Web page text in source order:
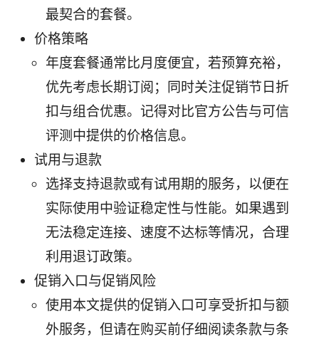
最契合的套餐。
价格策略
年度套餐通常比月度便宜，若预算充裕，
优先考虑长期订阅；同时关注促销节日折
扣与组合优惠。记得对比官方公告与可信
评测中提供的价格信息。
试用与退款
选择支持退款或有试用期的服务，以便在
实际使用中验证稳定性与性能。如果遇到
无法稳定连接、速度不达标等情况，合理
利用退订政策。
促销入口与促销风险
使用本文提供的促销入口可享受折扣与额
外服务，但请在购买前仔细阅读条款与条